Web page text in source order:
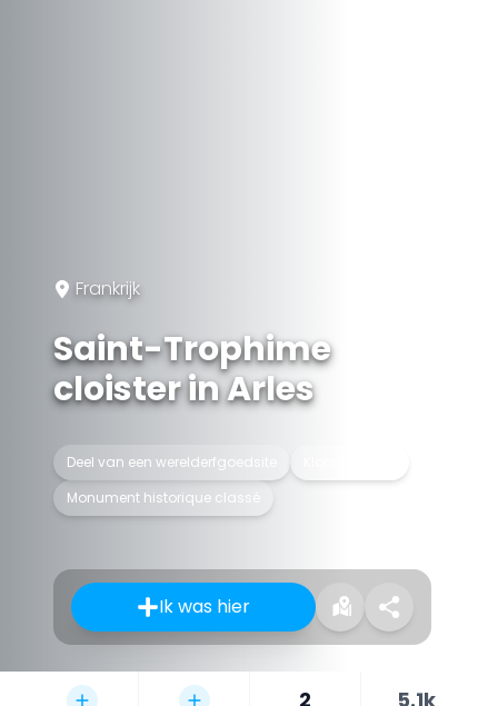
Frankrijk
Saint-Trophime
cloister in Arles
Deel van een werelderfgoedsite
Monument historique classé
Ik was hier
2 5.1k